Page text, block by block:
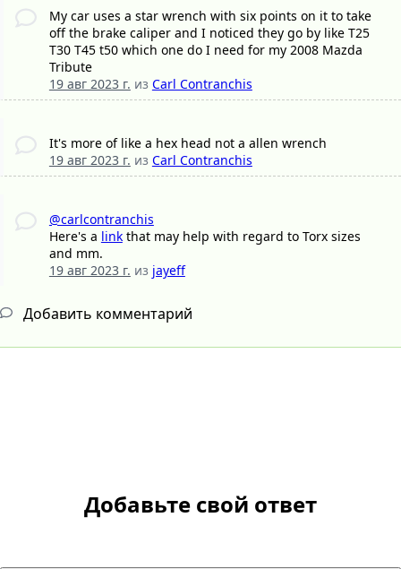
My car uses a star wrench with six points on it to take
off the brake caliper and I noticed they go by like T25
T30 T45 t50 which one do I need for my 2008 Mazda
Tribute
19 авг 2023 г. из Carl Contranchis
It's more of like a hex head not a allen wrench
19 авг 2023 г. из Carl Contranchis
@carlcontranchis
Here's a linkthat may help with regard to Torx sizes
and mm.
19 авг 2023 г. из jayeff
Добавить комментарий
Добавьте свой ответ